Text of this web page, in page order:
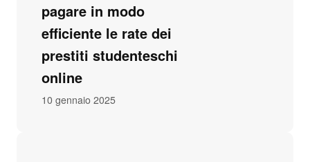
pagare in modo
efficiente le rate dei
prestiti studenteschi
online
10 gennaio 2025